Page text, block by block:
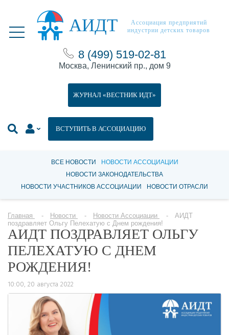
АИДТ
Ассоциация предприятий
индустрии детских товаров
8 (499) 519-02-81
Москва, Ленинский пр., дом 9
ВСТУПИТЬ В АССОЦИАЦИЮ
ЖУРНАЛ «ВЕСТНИК ИДТ»
ВСЕ НОВОСТИ
НОВОСТИ АССОЦИАЦИИ
НОВОСТИ ЗАКОНОДАТЕЛЬСТВА
НОВОСТИ УЧАСТНИКОВ АССОЦИАЦИИ
НОВОСТИ ОТРАСЛИ
Главная Новости Новости Ассоциации
АИДТ
поздравляет Ольгу Пелехатую с Днем рождения!
АИДТ ПОЗДРАВЛЯЕТ ОЛЬГУ
ПЕЛЕХАТУЮ С ДНЕМ
РОЖДЕНИЯ!
10:00, 20 августа 2022